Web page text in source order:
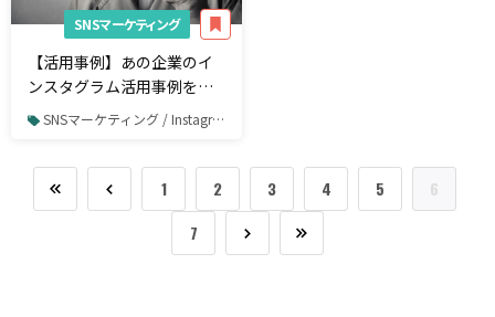
SNSマーケティング
【活用事例】あの企業のイ
ンスタグラム活用事例を学
ぼう！◆フォロワー数
TOP15の企業アカウントを
SNSマーケティング / Instagram
1 2 3 4 5
6
7